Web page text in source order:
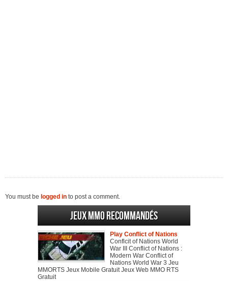
You must be logged in to post a comment.
Jeux MMO recommandés
Play Conflict of Nations
Conflcit of Nations World
War III Conflict of Nations :
Modern War Conflict of
Nations World War 3 Jeu
MMORTS Jeux Mobile Gratuit Jeux Web MMO RTS
Gratuit